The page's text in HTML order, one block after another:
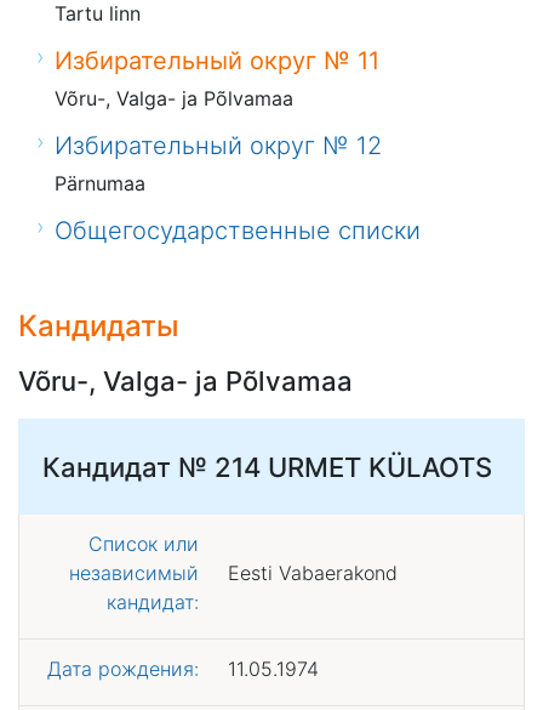
Tartu linn
Избирательный округ № 11
Võru-, Valga- ja Põlvamaa
Избирательный округ № 12
Pärnumaa
Общегосударственные списки
Кандидаты
Võru-, Valga- ja Põlvamaa
Кандидат № 214 URMET KÜLAOTS
Список или
независимый
кандидат:
Eesti Vabaerakond
Дата рождения: 11.05.1974